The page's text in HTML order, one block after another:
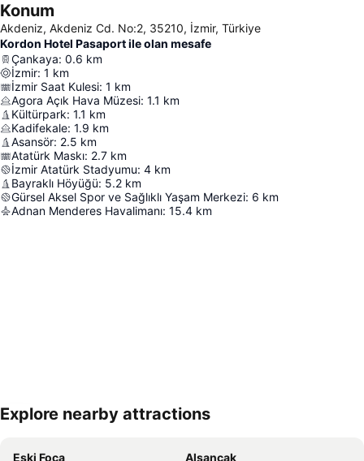
Konum
Akdeniz, Akdeniz Cd. No:2, 35210, İzmir, Türkiye
Kordon Hotel Pasaport ile olan mesafe
Çankaya: 0.6 km
İzmir: 1 km
İzmir Saat Kulesi: 1 km
Agora Açık Hava Müzesi: 1.1 km
Kültürpark: 1.1 km
Kadifekale: 1.9 km
Asansör: 2.5 km
Atatürk Maskı: 2.7 km
İzmir Atatürk Stadyumu: 4 km
Bayraklı Höyüğü: 5.2 km
Gürsel Aksel Spor ve Sağlıklı Yaşam Merkezi: 6 km
Adnan Menderes Havalimanı: 15.4 km
Haritayı genişlet
Explore nearby attractions
Eski Foça
Alsancak